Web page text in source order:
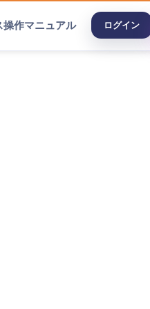
操作マニュアル ログイン